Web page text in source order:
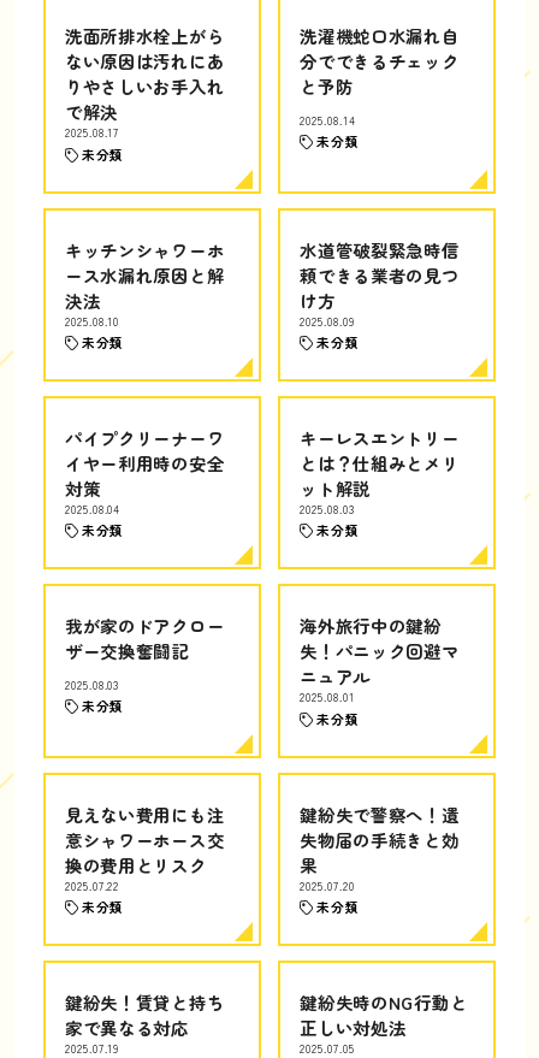
洗面所排水栓上がら
ない原因は汚れにあ
りやさしいお手入れ
で解決
2025.08.17
未分類
洗濯機蛇口水漏れ自
分でできるチェック
と予防
2025.08.14
未分類
キッチンシャワーホ
ース水漏れ原因と解
決法
2025.08.10
未分類
水道管破裂緊急時信
頼できる業者の見つ
け方
2025.08.09
未分類
パイプクリーナーワ
イヤー利用時の安全
対策
2025.08.04
未分類
キーレスエントリー
とは？仕組みとメリ
ット解説
2025.08.03
未分類
我が家のドアクロー
ザー交換奮闘記
2025.08.03
未分類
海外旅行中の鍵紛
失！パニック回避マ
ニュアル
2025.08.01
未分類
見えない費用にも注
意シャワーホース交
換の費用とリスク
2025.07.22
未分類
鍵紛失で警察へ！遺
失物届の手続きと効
果
2025.07.20
未分類
鍵紛失！賃貸と持ち
家で異なる対応
2025.07.19
鍵紛失時のNG行動と
正しい対処法
2025.07.05